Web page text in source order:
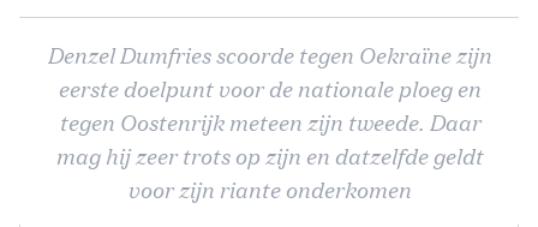
Denzel Dumfries scoorde tegen Oekraïne zijn
eerste doelpunt voor de nationale ploeg en
tegen Oostenrijk meteen zijn tweede. Daar
mag hij zeer trots op zijn en datzelfde geldt
voor zijn riante onderkomen